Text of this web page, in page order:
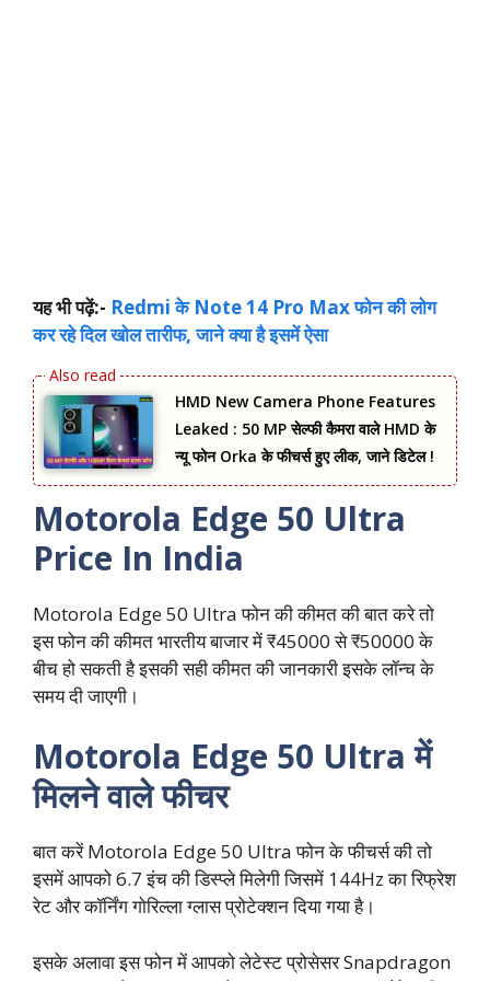
यह भी पढ़ें:- Redmi के Note 14 Pro Max फोन की लोग
कर रहे दिल खोल तारीफ, जाने क्या है इसमें ऐसा
HMD New Camera Phone Features
Leaked : 50 MP सेल्फी कैमरा वाले HMD के
न्यू फोन Orka के फीचर्स हुए लीक, जाने डिटेल !
Motorola Edge 50 Ultra
Price In India
Motorola Edge 50 Ultra फोन की कीमत की बात करे तो
इस फोन की कीमत भारतीय बाजार में ₹45000 से ₹50000 के
बीच हो सकती है इसकी सही कीमत की जानकारी इसके लॉन्च के
समय दी जाएगी।
Motorola Edge 50 Ultra में
मिलने वाले फीचर
बात करें Motorola Edge 50 Ultra फोन के फीचर्स की तो
इसमें आपको 6.7 इंच की डिस्प्ले मिलेगी जिसमें 144Hz का रिफ्रेश
रेट और कॉर्निंग गोरिल्ला ग्लास प्रोटेक्शन दिया गया है।
इसके अलावा इस फोन में आपको लेटेस्ट प्रोसेसर Snapdragon